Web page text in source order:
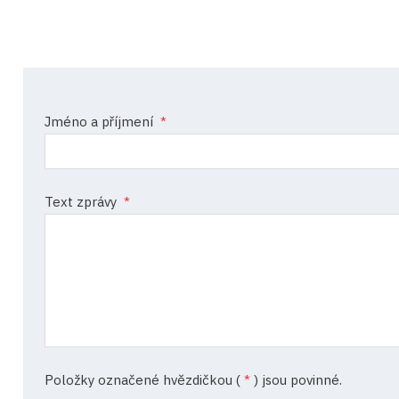
Jméno a příjmení *
Text zprávy *
Položky označené hvězdičkou ( * ) jsou povinné.